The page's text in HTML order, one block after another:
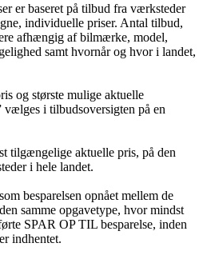
er baseret på tilbud fra værksteder
individuelle priser. Antal tilbud,
afhængig af bilmærke, model,
samt hvornår og hvor i landet,
og største mulige aktuelle
vælges i tilbudsoversigten på en
tilgængelige aktuelle pris, på den
i hele landet.
besparelsen opnået mellem de
samme opgavetype, hvor mindst
SPAR OP TIL besparelse, inden
indhentet.